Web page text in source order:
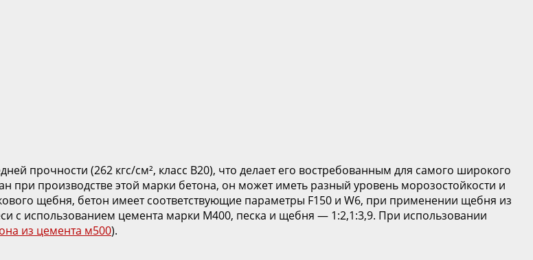
прочности (262 кгс/см², класс В20), что делает его востребованным для самого широкого
при производстве этой марки бетона, он может иметь разный уровень морозостойкости и
щебня, бетон имеет соответствующие параметры F150 и W6, при применении щебня из
с использованием цемента марки М400, песка и щебня — 1:2,1:3,9. При использовании
из цемента м500).